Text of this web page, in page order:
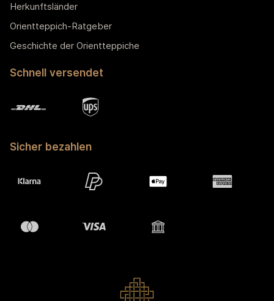
Herkunftsländer
Orientteppich-Ratgeber
Geschichte der Orientteppiche
Schnell versendet
Sicher bezahlen